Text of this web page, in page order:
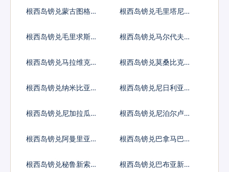
根西岛镑兑蒙古图格里
根西岛镑兑毛里塔尼亚
根西岛镑兑毛里求斯卢
根西岛镑兑马尔代夫拉
根西岛镑兑马拉维克瓦
根西岛镑兑莫桑比克梅
根西岛镑兑纳米比亚元
根西岛镑兑尼日利亚奈
根西岛镑兑尼加拉瓜科
根西岛镑兑尼泊尔卢比
根西岛镑兑阿曼里亚尔
根西岛镑兑巴拿马巴波
根西岛镑兑秘鲁新索尔
根西岛镑兑巴布亚新几